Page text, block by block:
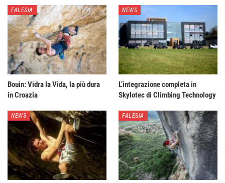
FALESIA
Bouin: Vidra la Vida, la più dura
in Croazia
NEWS
L’integrazione completa in
Skylotec di Climbing Technology
NEWS FALESIA